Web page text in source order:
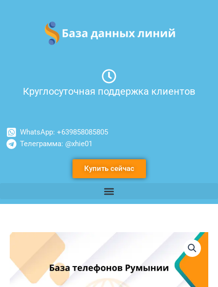
содержимому
Круглосуточная поддержка клиентов
WhatsApp: +639858085805
Телеграмма: @xhie01
Купить сейчас
Количество
телефонов
Румынии